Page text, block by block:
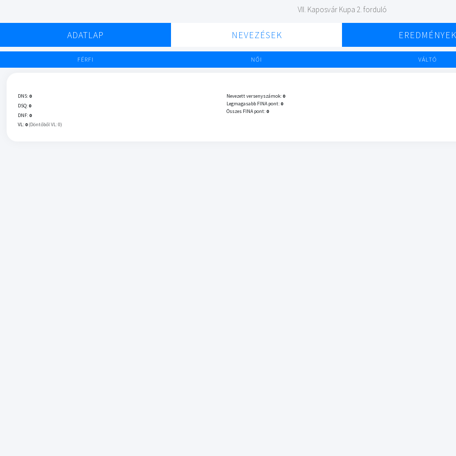
VII. Kaposvár Kupa 2. forduló
ADATLAP NEVEZÉSEK EREDMÉNYEK
FÉRFI NŐI VÁLTÓ
DNS: 0
DSQ: 0
DNF: 0
VL: 0 (Döntőből VL: 0)
Nevezett versenyszámok: 0
Legmagasabb FINA pont: 0
Összes FINA pont: 0